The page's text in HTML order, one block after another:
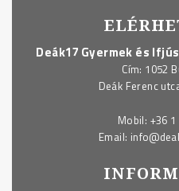
Deák17 Gyermek és
Cím: 1052
Deák Ferenc
Mobil: +36
Email: